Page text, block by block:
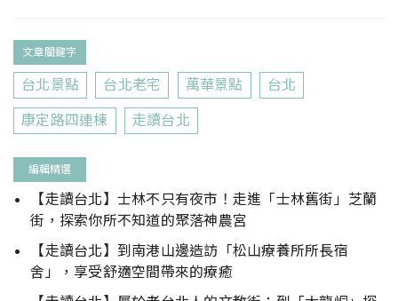
文章關鍵字
台北景點 台北老宅 萬華景點
台北
康定路四連棟
走讀台北
編輯精選
【走讀台北】士林不只有夜市！走進「士林舊街」芝蘭
街，探索你所不知道的聚落神農宮
【走讀台北】到南港山邊造訪「松山療養所所長宿
舍」，享受舒適空間帶來的療癒